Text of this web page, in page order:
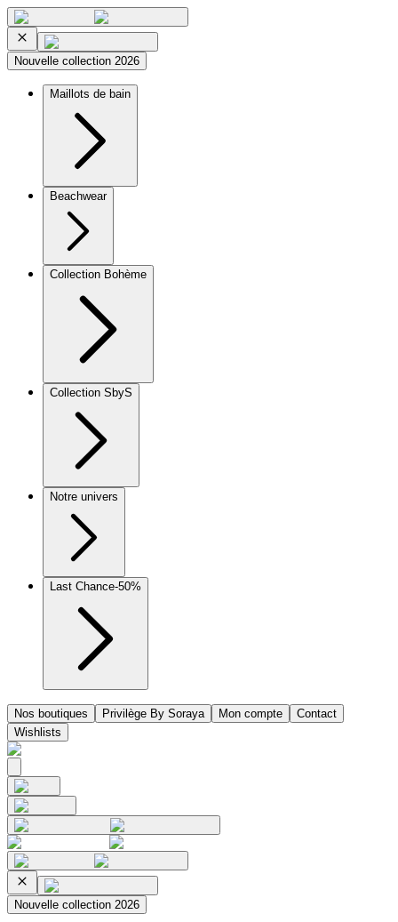
Nouvelle collection 2026
Maillots de bain
Beachwear
Collection Bohème
Collection SbyS
Notre univers
Last Chance-50%
Nos boutiques Privilège By Soraya Mon compte
Contact
Wishlists
Nouvelle collection 2026